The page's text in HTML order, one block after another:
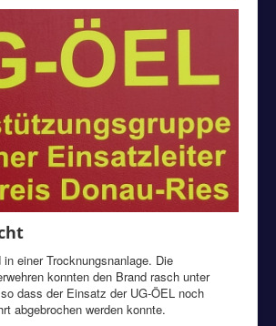
einer Trocknungsnanlage. Die
konnten den Brand rasch unter
dass der Einsatz der UG-ÖEL noch
abgebrochen werden konnte.